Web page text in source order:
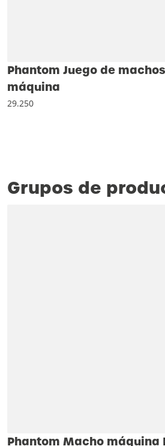
Phantom Juego de machos
máquina
29.250
Grupos de
Phantom Macho máquina